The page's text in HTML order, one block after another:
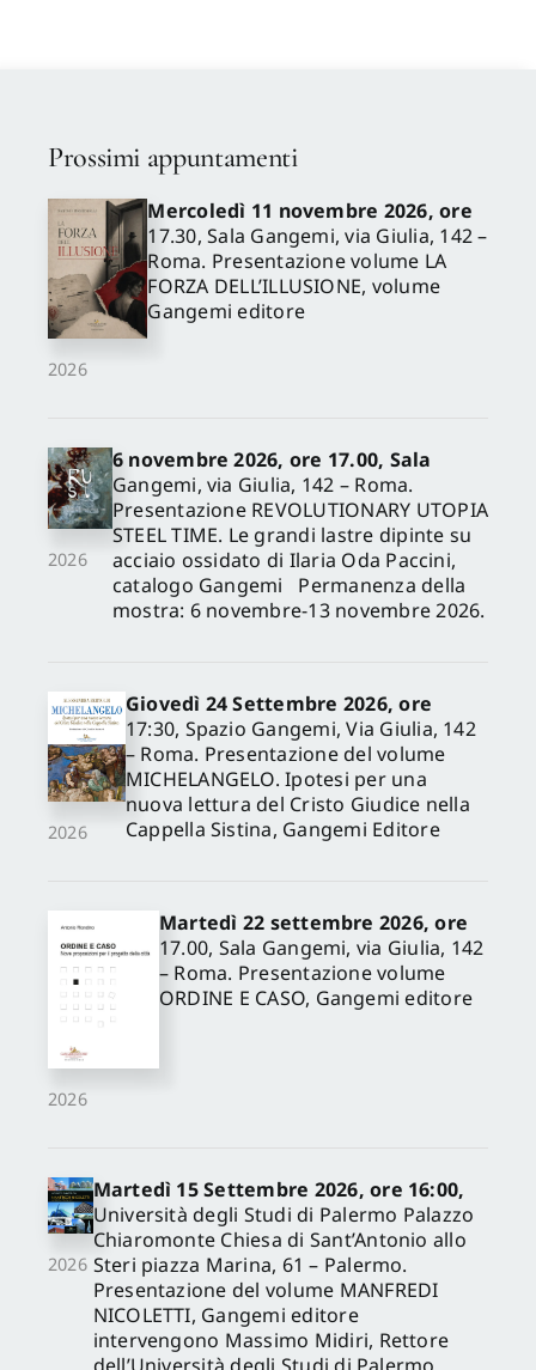
Prossimi appuntamenti
2026
Mercoledì 11 novembre 2026, ore
17.30, Sala Gangemi, via Giulia, 142 –
Roma. Presentazione volume LA
FORZA DELL’ILLUSIONE, volume
Gangemi editore
2026
6 novembre 2026, ore 17.00, Sala
Gangemi, via Giulia, 142 – Roma.
Presentazione REVOLUTIONARY UTOPIA
STEEL TIME. Le grandi lastre dipinte su
acciaio ossidato di Ilaria Oda Paccini,
catalogo Gangemi Permanenza della
mostra: 6 novembre-13 novembre 2026.
2026
Giovedì 24 Settembre 2026, ore
17:30, Spazio Gangemi, Via Giulia, 142
– Roma. Presentazione del volume
MICHELANGELO. Ipotesi per una
nuova lettura del Cristo Giudice nella
Cappella Sistina, Gangemi Editore
2026
Martedì 22 settembre 2026, ore
17.00, Sala Gangemi, via Giulia, 142
– Roma. Presentazione volume
ORDINE E CASO, Gangemi editore
2026
Martedì 15 Settembre 2026, ore 16:00,
Università degli Studi di Palermo Palazzo
Chiaromonte Chiesa di Sant’Antonio allo
Steri piazza Marina, 61 – Palermo.
Presentazione del volume MANFREDI
NICOLETTI, Gangemi editore
intervengono Massimo Midiri, Rettore